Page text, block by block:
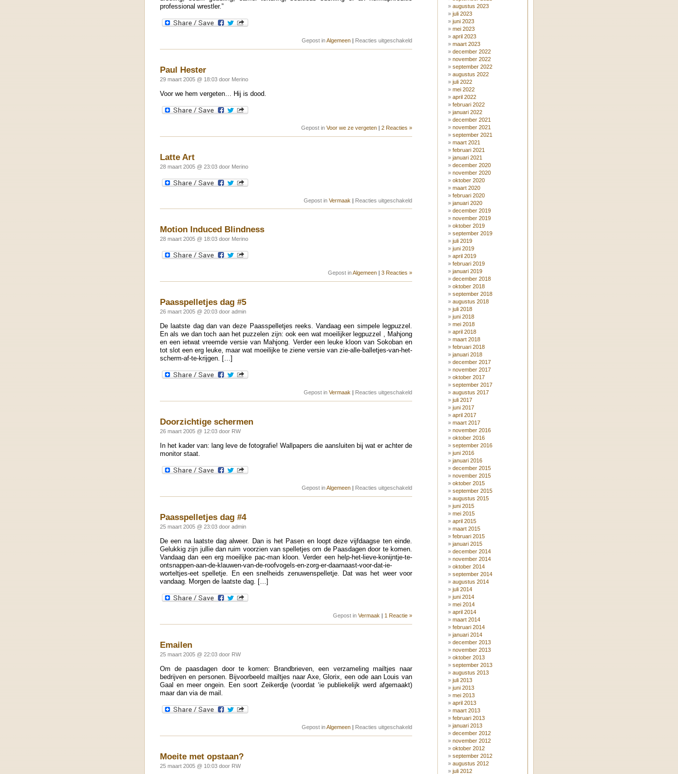
professional wrestler.”
Gepost inAlgemeen | Reacties uitgeschakeldvoor
Paul Hester
29 maart 2005 @ 18:03 door Merino
Voor we hem vergeten… Hij is dood.
Gepost in Voor we ze vergeten | 2 Reacties »
Latte Art
28 maart 2005 @ 23:03 door Merino
Gepost in Vermaak | Reacties uitgeschakeldvoor
Motion Induced Blindness
28 maart 2005 @ 18:03 door Merino
Gepost inAlgemeen 3 Reacties »
Paasspelletjes dag #5
26 maart 2005 @ 20:03 door admin
De laatste dag dan van deze Paasspelletjes reeks. Vandaag een simpele legpuzzel.
En als we dan toch aan het puzzelen zijn: ook een wat moeilijker legpuzzel , Mahjong
en een ietwat vreemde versie van Mahjong. Verder een leuke kloon van Sokoban en
tot slot een erg leuke, maar wat moeilijke te ziene versie van zie-alle-balletjes-van-het-
scherm-af-te-krijgen. […]
Gepost in Vermaak Reacties uitgeschakeldvoor
Doorzichtige schermen
26 maart 2005 @ 12:03 door RW
In het kader van: lang leve de fotografie! Wallpapers die aansluiten bij wat er achter de
monitor staat.
Gepost inAlgemeen | Reacties uitgeschakeldvoor
Paasspelletjes dag #4
25 maart 2005 @ 23:03 door admin
De een na laatste dag alweer. Dan is het Pasen en loopt deze vijfdaagse ten einde.
Gelukkig zijn jullie dan ruim voorzien van spelletjes om de Paasdagen door te komen.
Vandaag dan een erg moeilijke pac-man kloon. Verder een help-het-lieve-konijntje-te-
ontsnappen-aan-de-klauwen-van-de-roofvogels-en-zorg-er-daarnaast-voor-dat-ie-
worteltjes-eet spelletje. En een snelheids zenuwenspelletje. Dat was het weer voor
vandaag. Morgen de laatste dag. […]
Gepost in Vermaak | 1 Reactie »
Emailen
25 maart 2005 @ 22:03 door RW
Om de paasdagen door te komen: Brandbrieven, een verzameling mailtjes naar
bedrijven en personen. Bijvoorbeeld mailtjes naar Axe, Glorix, een ode aan Louis van
Gaal en meer ongein. Een soort Zeikerdje (voordat ‘ie publiekelijk werd afgemaakt)
maar dan via de mail.
Gepost inAlgemeen | Reacties uitgeschakeldvoor
Moeite met opstaan?
25 maart 2005 @ 10:03 door RW
augustus 2023
juli 2023
juni 2023
mei 2023
april 2023
maart 2023
december 2022
november 2022
september 2022
augustus 2022
juli 2022
mei 2022
april 2022
februari 2022
januari 2022
december 2021
november 2021
september 2021
maart 2021
februari 2021
januari 2021
december 2020
november 2020
oktober 2020
maart 2020
februari 2020
januari 2020
december 2019
november 2019
oktober 2019
september 2019
juli 2019
juni 2019
april 2019
februari 2019
januari 2019
december 2018
oktober 2018
september 2018
augustus 2018
juli 2018
juni 2018
mei 2018
april 2018
maart 2018
februari 2018
januari 2018
december 2017
november 2017
oktober 2017
september 2017
augustus 2017
juli 2017
juni 2017
april 2017
maart 2017
november 2016
oktober 2016
september 2016
juni 2016
januari 2016
december 2015
november 2015
oktober 2015
september 2015
augustus 2015
juni 2015
mei 2015
april 2015
maart 2015
februari 2015
januari 2015
december 2014
november 2014
oktober 2014
september 2014
augustus 2014
juli 2014
juni 2014
mei 2014
april 2014
maart 2014
februari 2014
januari 2014
december 2013
november 2013
oktober 2013
september 2013
augustus 2013
juli 2013
juni 2013
mei 2013
april 2013
maart 2013
februari 2013
januari 2013
december 2012
november 2012
oktober 2012
september 2012
augustus 2012
juli 2012